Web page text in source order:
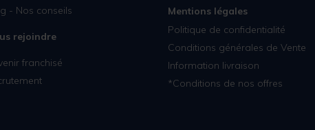
- Nos conseils
rejoindre
franchisé
Mentions légales
Politique de confidentialité
Conditions générales de Vente
Information livraison
*Conditions de nos offres